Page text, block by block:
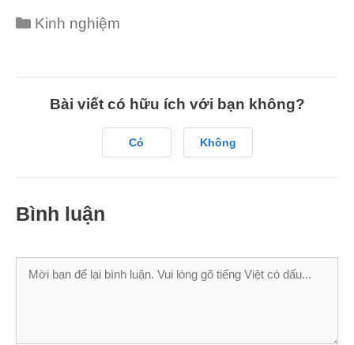
Categories
Kinh nghiệm
Bài viết có hữu ích với bạn không?
Có Không
Bình luận
Bình